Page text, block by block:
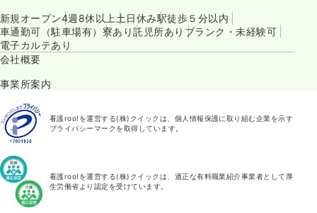
新規オープン4週8休以上 土日休み駅徒歩５分以内
車通勤可（駐車場有） 寮あり託児所あり ブランク・未経験可
電子カルテあり
会社概要
事業所案内
看護roo!を運営する(株)クイックは、個人情報保護に取り組む企業を示す
プライバシーマークを取得しています。
看護roo!を運営する(株)クイックは、適正な有料職業紹介事業者として厚
生労働省より認定を受けています。